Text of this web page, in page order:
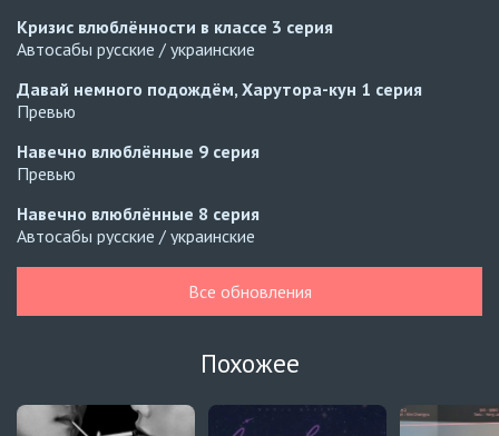
Кризис влюблённости в классе 3 серия
Автосабы русские / украинские
Давай немного подождём, Харутора-кун 1 серия
Превью
Навечно влюблённые 9 серия
Превью
Навечно влюблённые 8 серия
Автосабы русские / украинские
Автосабы русские / украинские
Принц-слуга7 серия
Превью
Все обновления
Похожее